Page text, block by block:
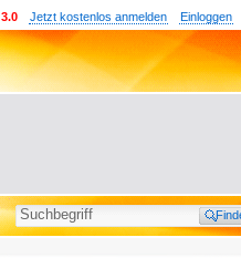
Einloggen
Jetzt kostenlos anmelden
3.0